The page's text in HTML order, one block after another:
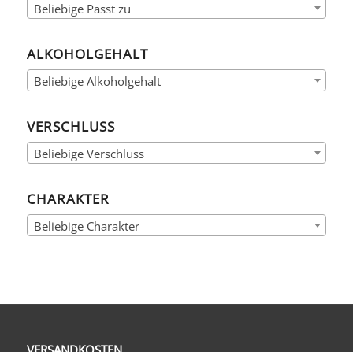
Beliebige Passt zu
ALKOHOLGEHALT
Beliebige Alkoholgehalt
VERSCHLUSS
Beliebige Verschluss
CHARAKTER
Beliebige Charakter